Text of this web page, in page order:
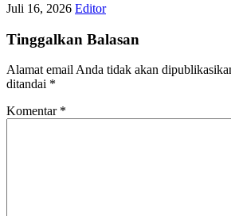
Juli 16, 2026 Editor
Tinggalkan Balasan
Alamat email Anda tidak akan
ditandai *
Komentar *